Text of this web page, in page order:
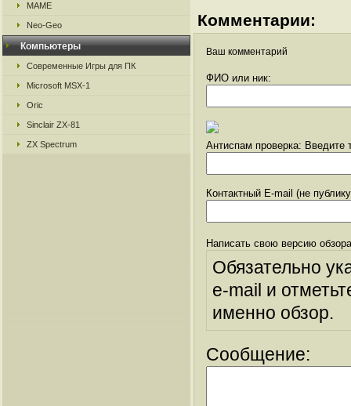
MAME
Neo-Geo
Компьютеры
Современные Игры для ПК
Microsoft MSX-1
Oric
Sinclair ZX-81
ZX Spectrum
Комментарии:
Ваш комментарий
ФИО или ник:
Антиспам проверка: Введите
Контактный E-mail (не
Написать свою версию
Обязательно
e-mail и
именно обзор.
Сообщение: